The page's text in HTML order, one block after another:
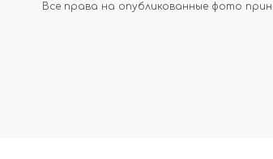
Все права на опубликованные фото